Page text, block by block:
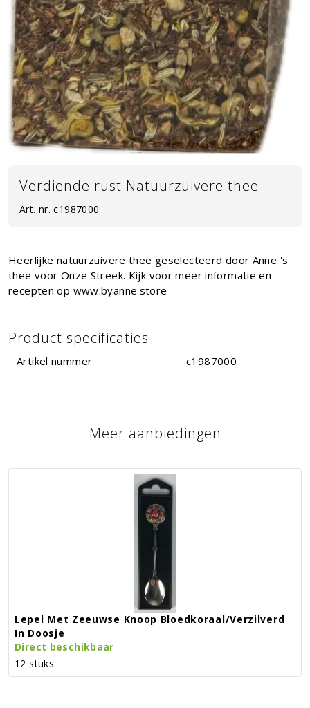
Verdiende rust Natuurzuivere thee
Art. nr. c1987000
Heerlijke natuurzuivere thee geselecteerd door Anne 's
thee voor Onze Streek. Kijk voor meer informatie en
recepten op www.byanne.store
Product specificaties
Artikel nummer c1987000
Meer aanbiedingen
Lepel Met Zeeuwse Knoop Bloedkoraal/verzilverd
In Doosje
Direct beschikbaar
12 stuks